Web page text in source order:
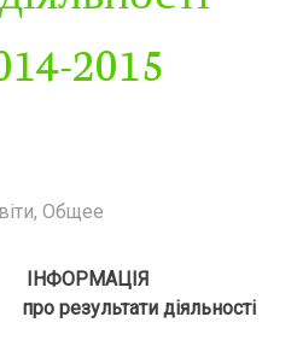
2015
, Общее
ІНФОРМАЦІЯ
про результати діяльності